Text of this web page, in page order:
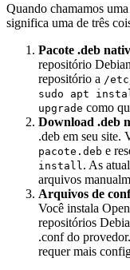
Quando chamamos
significa uma de três
Pacote .deb
repositório
repositório a /
sudo apt
upgrade como
Download .deb
.deb em seu site.
pacote.deb e
install . As
arquivos
Arquivos de
Você instala
repositórios
.conf do
requer mais